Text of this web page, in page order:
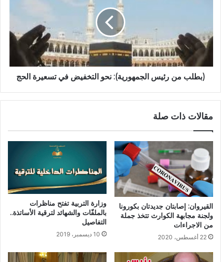
(بطلب من رئيس الجمهورية): نحو التخفيض في تسعيرة الحج
مقالات ذات صلة
القيروان: إصابتان جديدتان بكورونا
ولجنة مجابهة الكوارث تتخذ جملة
من الاجراءات
22 أغسطس، 2020
وزارة التربية تفتح مناظرات
بالملفّات والشهائد لترقية الأساتذة..
التفاصيل
10 ديسمبر، 2019